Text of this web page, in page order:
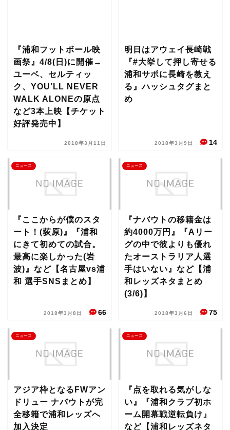
『浦和フットボール映
画祭』4/8(日)に開催→
ユーベ、セルティッ
ク、YOU’LL NEVER
WALK ALONEの原点
など3本上映【チケット
好評発売中】
2018年3月11日
明日はアウェイ長崎戦
『#大挙して押し寄せる
浦和サポに長崎を教え
る』ハッシュタグまと
め
2018年3月9日 14
ニュース
『ここからが僕のスタ
ート！(荻原)』『浦和
にきて初めての試合。
最高に楽しかった(岩
波)』など【名古屋vs浦
和 選手SNSまとめ】
2018年3月8日 66
ニュース
『ナバウトの移籍金は
約4000万円』『Aリー
グの中で彼よりも優れ
たオーストラリア人選
手はいない』など【浦
和レッズネタまとめ
(3/6)】
2018年3月6日 75
ニュース
アジア枠となるFWアン
ドリュー ナバウトが完
全移籍で浦和レッズへ
加入決定
ニュース
『点を取れる気がしな
い』『浦和クラブ初ホ
ーム開幕戦逆転負け』
など【浦和レッズネタ